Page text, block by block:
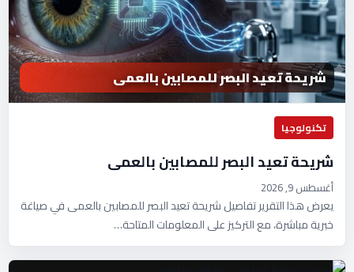
شريحة تعيد البصر للمصابين بالعمى
تكنولوجيا
شريحة تعيد البصر للمصابين بالعمى
أغسطس 9, 2026
يعرض هذا التقرير تفاصيل شريحة تعيد البصر للمصابين بالعمى في صياغة
خبرية مباشرة، مع التركيز على المعلومات المتاحة…